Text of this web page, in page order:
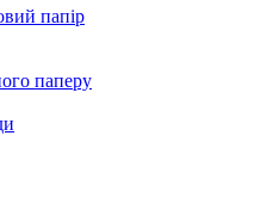
папір
паперу